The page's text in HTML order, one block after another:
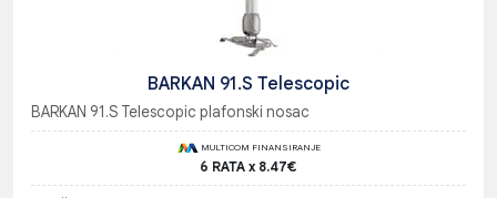
BARKAN 91.S Telescopic
BARKAN 91.S Telescopic plafonski nosac
MULTICOM FINANSIRANJE
6 RATA x 8.47€